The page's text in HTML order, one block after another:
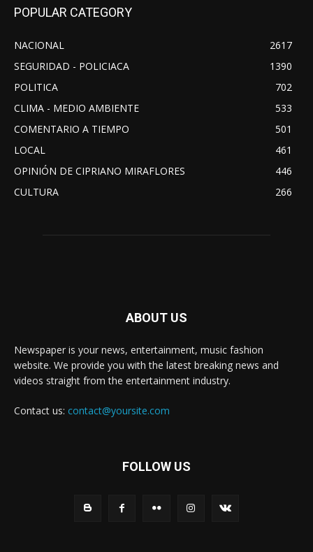
POPULAR CATEGORY
NACIONAL
2617
SEGURIDAD - POLICIACA
1390
POLITICA
702
CLIMA - MEDIO AMBIENTE
533
COMENTARIO A TIEMPO
501
LOCAL
461
OPINIÓN DE CIPRIANO MIRAFLORES
446
CULTURA
266
ABOUT US
Newspaper is your news, entertainment, music fashion
website. We provide you with the latest breaking news and
videos straight from the entertainment industry.
Contact us: contact@yoursite.com
FOLLOW US